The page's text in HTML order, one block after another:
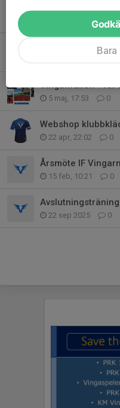
0
Vingakvällen 12
5 maj, 17:53 0
Webshop
22 apr, 22:02 0
Årsmöte IF
15 feb, 10:21 0
22 sep 2025 0
Bara